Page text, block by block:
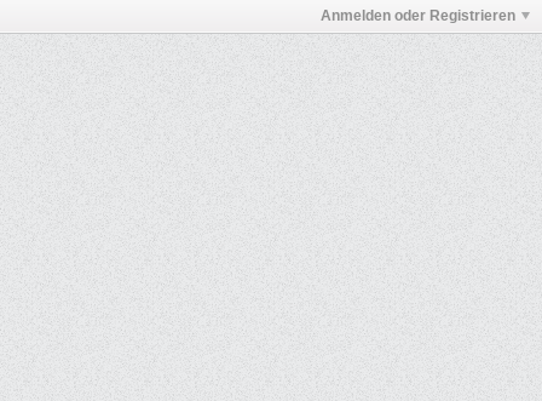
Anmelden oder Registrieren